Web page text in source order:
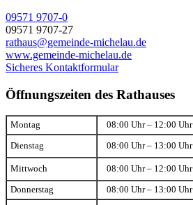
09571 9707-0
09571 9707-27
rathaus@gemeinde-michelau.de
www.gemeinde-michelau.de
Sicheres Kontaktformular
Öffnungszeiten des Rathauses
Montag 08:00 Uhr – 12:00 Uhr
Dienstag 08:00 Uhr – 13:00 Uhr
Mittwoch 08:00 Uhr – 12:00 Uhr
Donnerstag 08:00 Uhr – 13:00 Uhr